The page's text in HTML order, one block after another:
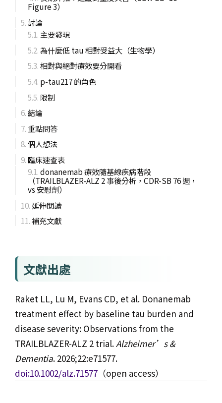
Figure 3）
討論
主要發現
為什麼低 tau 相對受益大（生物學）
相對與絕對療效要分開看
p-tau217 的角色
限制
結論
重點問答
個人想法
臨床速查表
donanemab 療效隨基線疾病階段
（TRAILBLAZER-ALZ 2 事後分析，CDR-SB 76 週，
vs 安慰劑）
延伸閱讀
補充文獻
文獻出處
Raket LL, Lu M, Evans CD, et al. Donanemab
treatment effect by baseline tau burden and
disease severity: Observations from the
TRAILBLAZER-ALZ 2 trial.Alzheimer’s &
Dementia. 2026;22:e71577.
doi:10.1002/alz.71577 （open access）